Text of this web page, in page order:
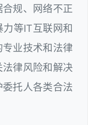
规、网络不正
等IT互联网和
业技术和法律
律风险和解决
托人各类合法